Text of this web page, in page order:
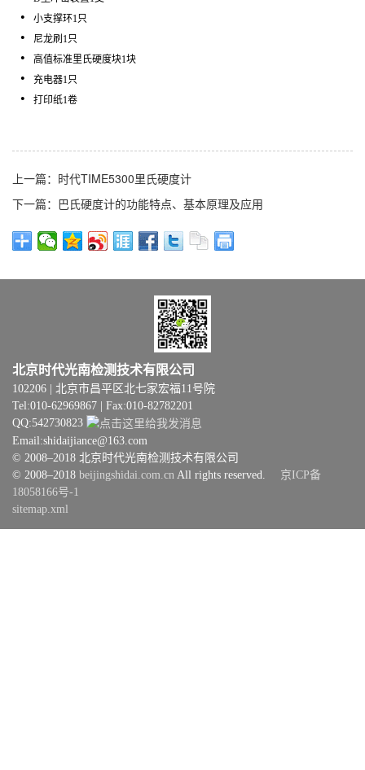
小支撑环1 只
尼龙刷 1 只
高值标准里氏硬度块1块
充电器1 只
打印纸1卷
上一篇：时代TIME5300里氏硬度计
下一篇：巴氏硬度计的功能特点、基本原理及应用
北京时代光南检测技术有限公司
102206 | 北京市昌平区北七家宏福11号院
Tel:010-62969867 | Fax:010-82782201
QQ:542730823
Email:shidaijiance@163.com
© 2008–2018 北京时代光南检测技术有限公司
© 2008–2018 beijingshidai.com.cn All rights reserved. 京ICP备
18058166号-1
sitemap.xml